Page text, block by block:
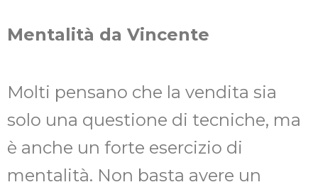
Mentalità da Vincente
Molti pensano che la vendita sia
solo una questione di tecniche, ma
è anche un forte esercizio di
mentalità. Non basta avere un